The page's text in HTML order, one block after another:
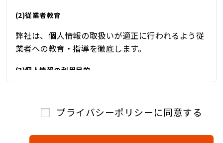
(2)従業者教育
弊社は、個人情報の取扱いが適正に行われるよう従
業者への教育・指導を徹底します。
(3)個人情報の利用目的
で、適法かつ公正に利用し、その他の目的に利用す
プライバシーポリシーに同意する